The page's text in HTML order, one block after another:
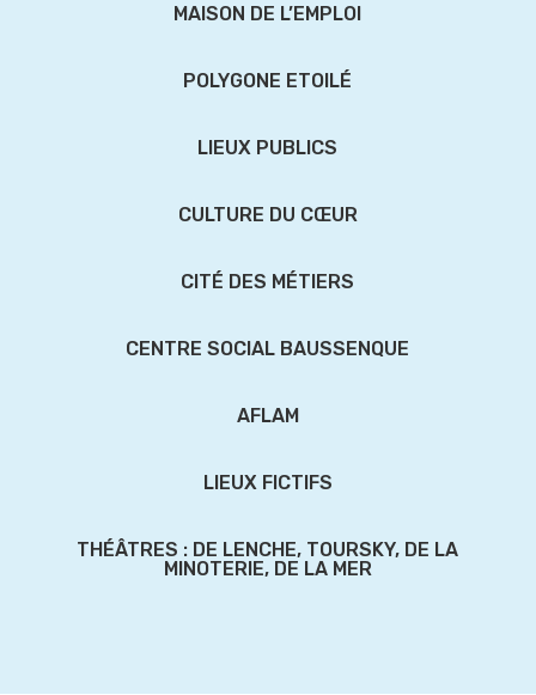
MAISON DE L’EMPLOI
POLYGONE ETOILÉ
LIEUX PUBLICS
CULTURE DU CŒUR
CITÉ DES MÉTIERS
CENTRE SOCIAL BAUSSENQUE
AFLAM
LIEUX FICTIFS
THÉÂTRES : DE LENCHE, TOURSKY, DE LA
MINOTERIE, DE LA MER